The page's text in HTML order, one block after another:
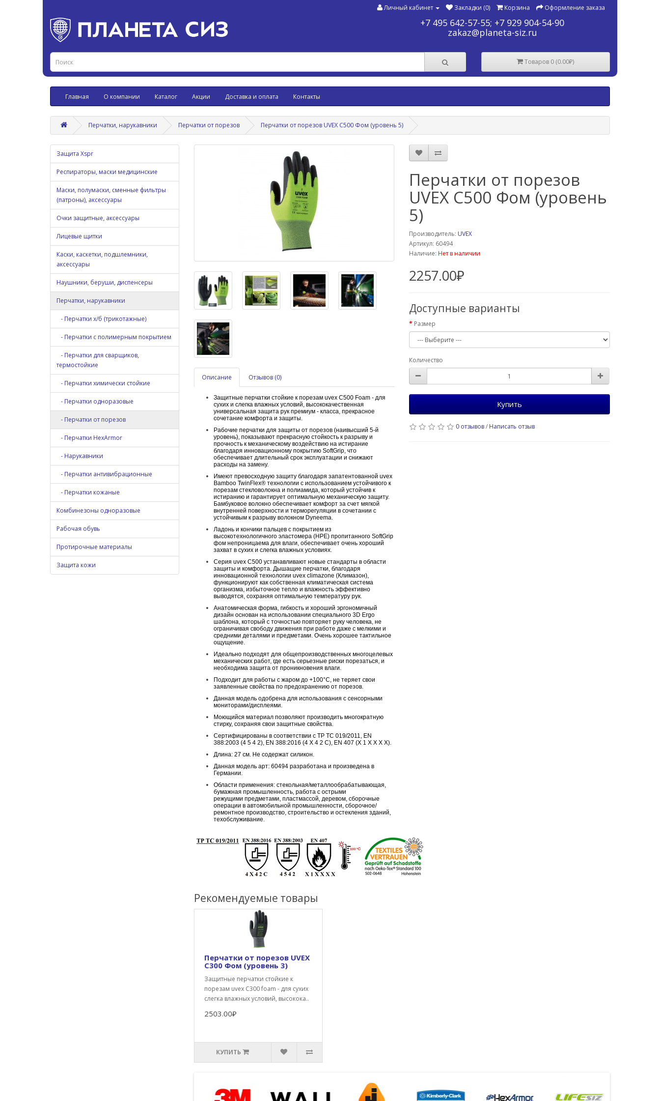
Личный кабинет Закладки (0) Корзина Оформление заказа
+7 495 642-57-55; +7 929 904-54-90
zakaz@planeta-siz.ru
Товаров 0 (0.00₽)
Главная О компании Каталог Акции Доставка и оплата Контакты
Перчатки, нарукавники Перчатки от порезов Перчатки от порезов UVEX С500 Фом (уровень 5)
Защита Xspr
Респираторы, маски медицинские
Маски, полумаски, сменные фильтры
(патроны), аксессуары
Очки защитные, аксессуары
Лицевые щитки
Каски, каскетки, подшлемники,
аксессуары
Наушники, беруши, диспенсеры
Перчатки, нарукавники
- Перчатки х/б (трикотажные)
- Перчатки с полимерным покрытием
- Перчатки для сварщиков,
термостойкие
- Перчатки химически стойкие
- Перчатки одноразовые
- Перчатки от порезов
- Перчатки HexArmor
- Нарукавники
- Перчатки антивибрационные
- Перчатки кожаные
Комбинезоны одноразовые
Рабочая обувь
Протирочные материалы
Защита кожи
Описание Отзывов (0)
Защитные перчатки стойкие к порезам uvex C500 Foam - для
сухих и слегка влажных условий, высококачественная
универсальная защита рук премиум - класса, прекрасное
сочетание комфорта и защиты.
Рабочие перчатки для защиты от порезов (наивысший 5-й
уровень), показывают прекрасную стойкость к разрыву и
прочность к механическому воздействию на истирание
благодаря инновационному покрытию SoftGrip, что
обеспечивает длительный срок эксплуатации и снижают
расходы на замену.
Имеют превосходную защиту благодаря запатентованной uvex
Bamboo TwinFlex® технологии с использованием устойчивого к
порезам стекловолокна и полиамида, который устойчив к
истиранию и гарантирует оптимальную механическую защиту.
Бамбуковое волокно обеспечивает комфорт за счет мягкой
внутренней поверхности и терморегуляции в сочетании с
устойчивым к разрыву волокном Dyneema.
Ладонь и кончики пальцев с покрытием из
высокотехнологичного эластомера (HPE) пропитанного SoftGrip
фом непроницаема для влаги, обеспечивает очень хороший
захват в сухих и слегка влажных условиях.
Серия uvex C500 устанавливают новые стандарты в области
защиты и комфорта. Дышащие перчатки, благодаря
инновационной технологии uvex climazone (Климазон),
функционируют как собственная климатическая система
организма, избыточное тепло и влажность эффективно
выводятся, сохраняя оптимальную температуру рук.
Анатомическая форма, гибкость и хороший эргономичный
дизайн основан на использовании специального 3D Ergo
шаблона, который с точностью повторяет руку человека, не
ограничивая свободу движения при работе даже с мелкими и
средними деталями и предметами. Очень хорошее тактильное
ощущение.
Идеально подходят для общепроизводственных многоцелевых
механических работ, где есть серьезные риски порезаться, и
необходима защита от проникновения влаги.
Подходит для работы с жаром до +100°C, не теряет свои
заявленные свойства по предохранению от порезов.
Данная модель одобрена для использования с сенсорными
мониторами/дисплеями.
Моющийся материал позволяют производить многократную
стирку, сохраняя свои защитные свойства.
Сертифицированы в соответствии с ТР ТС 019/2011, EN
388:2003 (4 5 4 2), EN 388:2016 (4 X 4 2 C), EN 407 (X 1 X X X X).
Длина: 27 см. Не содержат силикон.
Данная модель арт: 60494 разработана и произведена в
Германии.
Области применения: стекольная/металлообрабатывающая,
бумажная промышленность, работа с острыми
режущими предметами, пластмассой, деревом, сборочные
операции в автомобильной промышленности, сборочное/
ремонтное производство, строительство и остекления зданий,
техобслуживание.
Перчатки от порезов
UVEX С500 Фом (уровень
5)
Производитель: UVEX
Артикул: 60494
Наличие:Нет в наличии
2257.00₽
Доступные варианты
Размер
Количество
Купить
0 отзывов/ Написать отзыв
Рекомендуемые товары
Перчатки от порезов UVEX
С300 Фом (уровень 3)
Защитные перчатки стойкие к
порезам uvex С300 foam - для сухих
слегка влажных условий, высокока..
2503.00₽
КУПИТЬ